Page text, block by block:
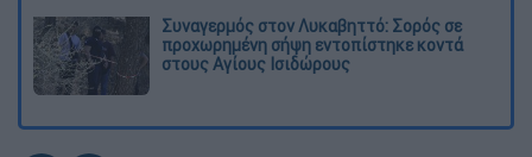
Συναγερμός στον Λυκαβηττό: Σορός σε
προχωρημένη σήψη εντοπίστηκε κοντά
στους Αγίους Ισιδώρους